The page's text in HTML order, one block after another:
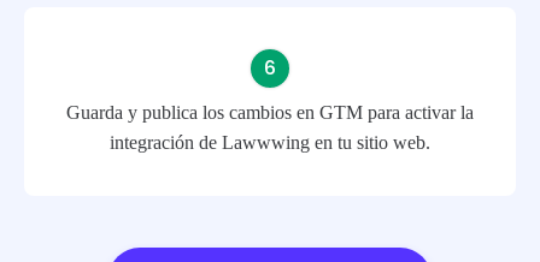
Guarda y publica los cambios en GTM para activar la
integración de Lawwwing en tu sitio web.